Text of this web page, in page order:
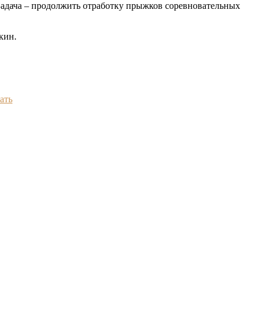
– продолжить отработку прыжков соревновательных